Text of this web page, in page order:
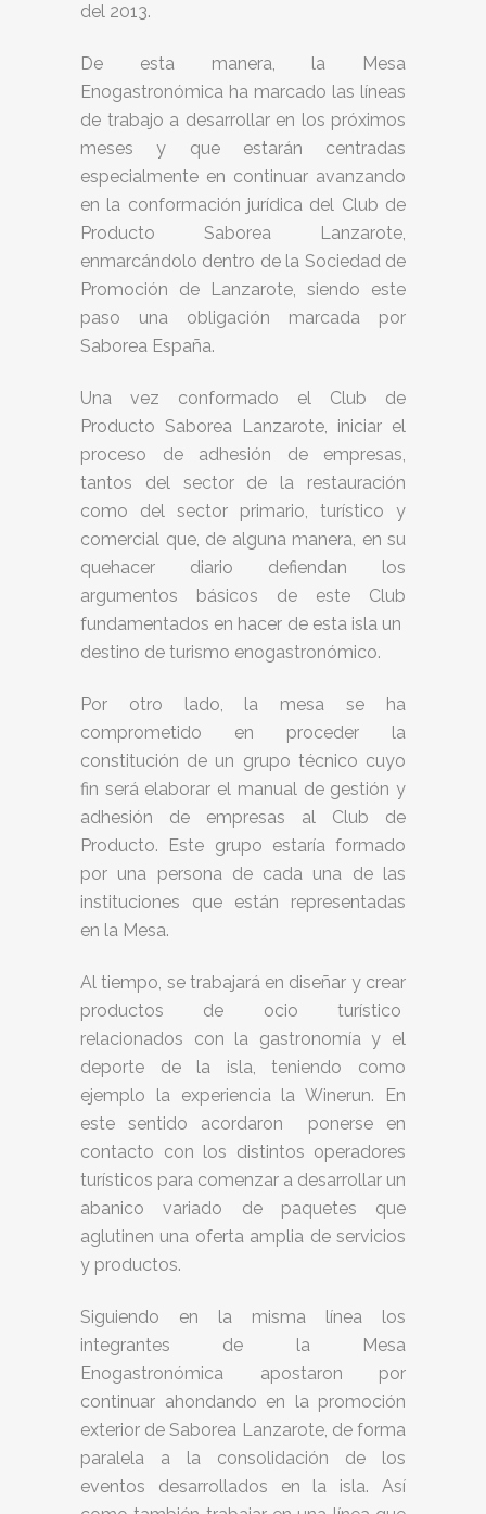
del 2013.
De esta manera, la Mesa
Enogastronómica ha marcado las líneas
de trabajo a desarrollar en los próximos
meses y que estarán centradas
especialmente en continuar avanzando
en la conformación jurídica del Club de
Producto Saborea Lanzarote,
enmarcándolo dentro de la Sociedad de
Promoción de Lanzarote, siendo este
paso una obligación marcada por
Saborea España.
Una vez conformado el Club de
Producto Saborea Lanzarote, iniciar el
proceso de adhesión de empresas,
tantos del sector de la restauración
como del sector primario, turístico y
comercial que, de alguna manera, en su
quehacer diario defiendan los
argumentos básicos de este Club
fundamentados en hacer de esta isla un
destino de turismo enogastronómico.
Por otro lado, la mesa se ha
comprometido en proceder la
constitución de un grupo técnico cuyo
fin será elaborar el manual de gestión y
adhesión de empresas al Club de
Producto. Este grupo estaría formado
por una persona de cada una de las
instituciones que están representadas
en la Mesa.
Al tiempo, se trabajará en diseñar y crear
productos de ocio turístico
relacionados con la gastronomía y el
deporte de la isla, teniendo como
ejemplo la experiencia la Winerun. En
este sentido acordaron ponerse en
contacto con los distintos operadores
turísticos para comenzar a desarrollar un
abanico variado de paquetes que
aglutinen una oferta amplia de servicios
y productos.
Siguiendo en la misma línea los
integrantes de la Mesa
Enogastronómica apostaron por
continuar ahondando en la promoción
exterior de Saborea Lanzarote, de forma
paralela a la consolidación de los
eventos desarrollados en la isla. Así